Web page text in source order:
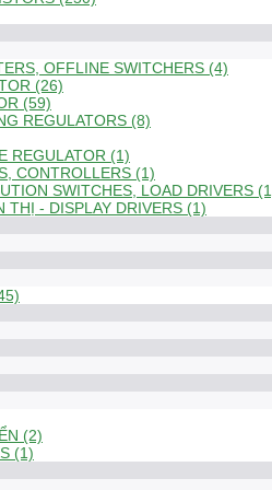
OFFLINE SWITCHERS (4)
(26)
(59)
REGULATORS (8)
REGULATOR (1)
CONTROLLERS (1)
SWITCHES, LOAD DRIVERS
THỊ - DISPLAY DRIVERS (1)
(2)
(1)